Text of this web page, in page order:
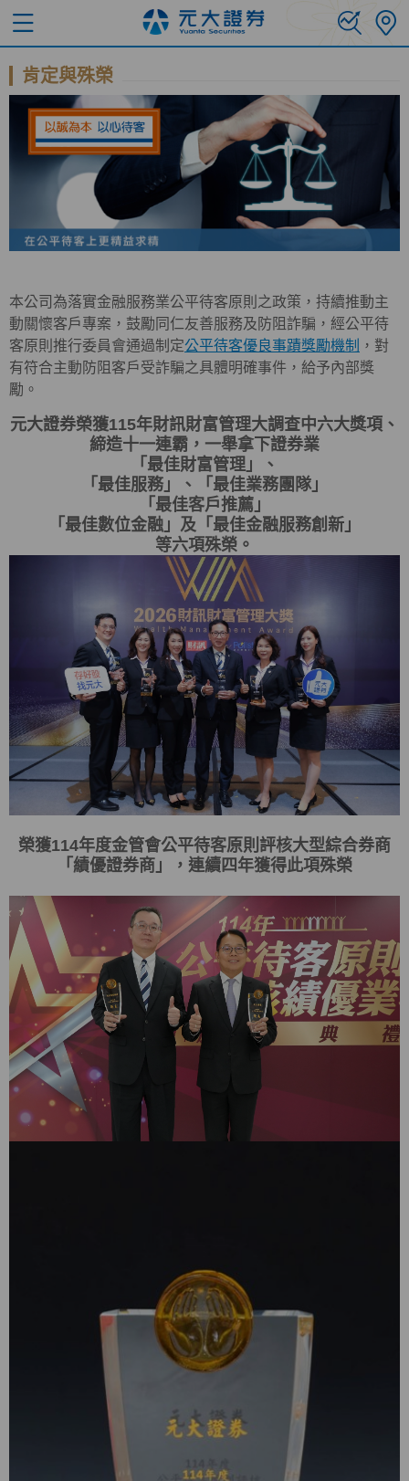
肯定與殊榮
本公司為落實金融服務業公平待客原則之政策，持續推動主
動關懷客戶專案，鼓勵同仁友善服務及防阻詐騙，經公平待
客原則推行委員會通過制定公平待客優良事蹟獎勵機制 ，對
有符合主動防阻客戶受詐騙之具體明確事件，給予內部獎
勵。
元大證券榮獲115年財訊財富管理大調查中六大獎項、
締造十一連霸，一舉拿下證券業
「最佳財富管理」、
「最佳服務」、「最佳業務團隊」
「最佳客戶推薦」
「最佳數位金融」及「最佳金融服務創新」
等六項殊榮。
榮獲114年度金管會公平待客原則評核大型綜合券商
「 績優證券商 」，連續四年獲得此項殊榮